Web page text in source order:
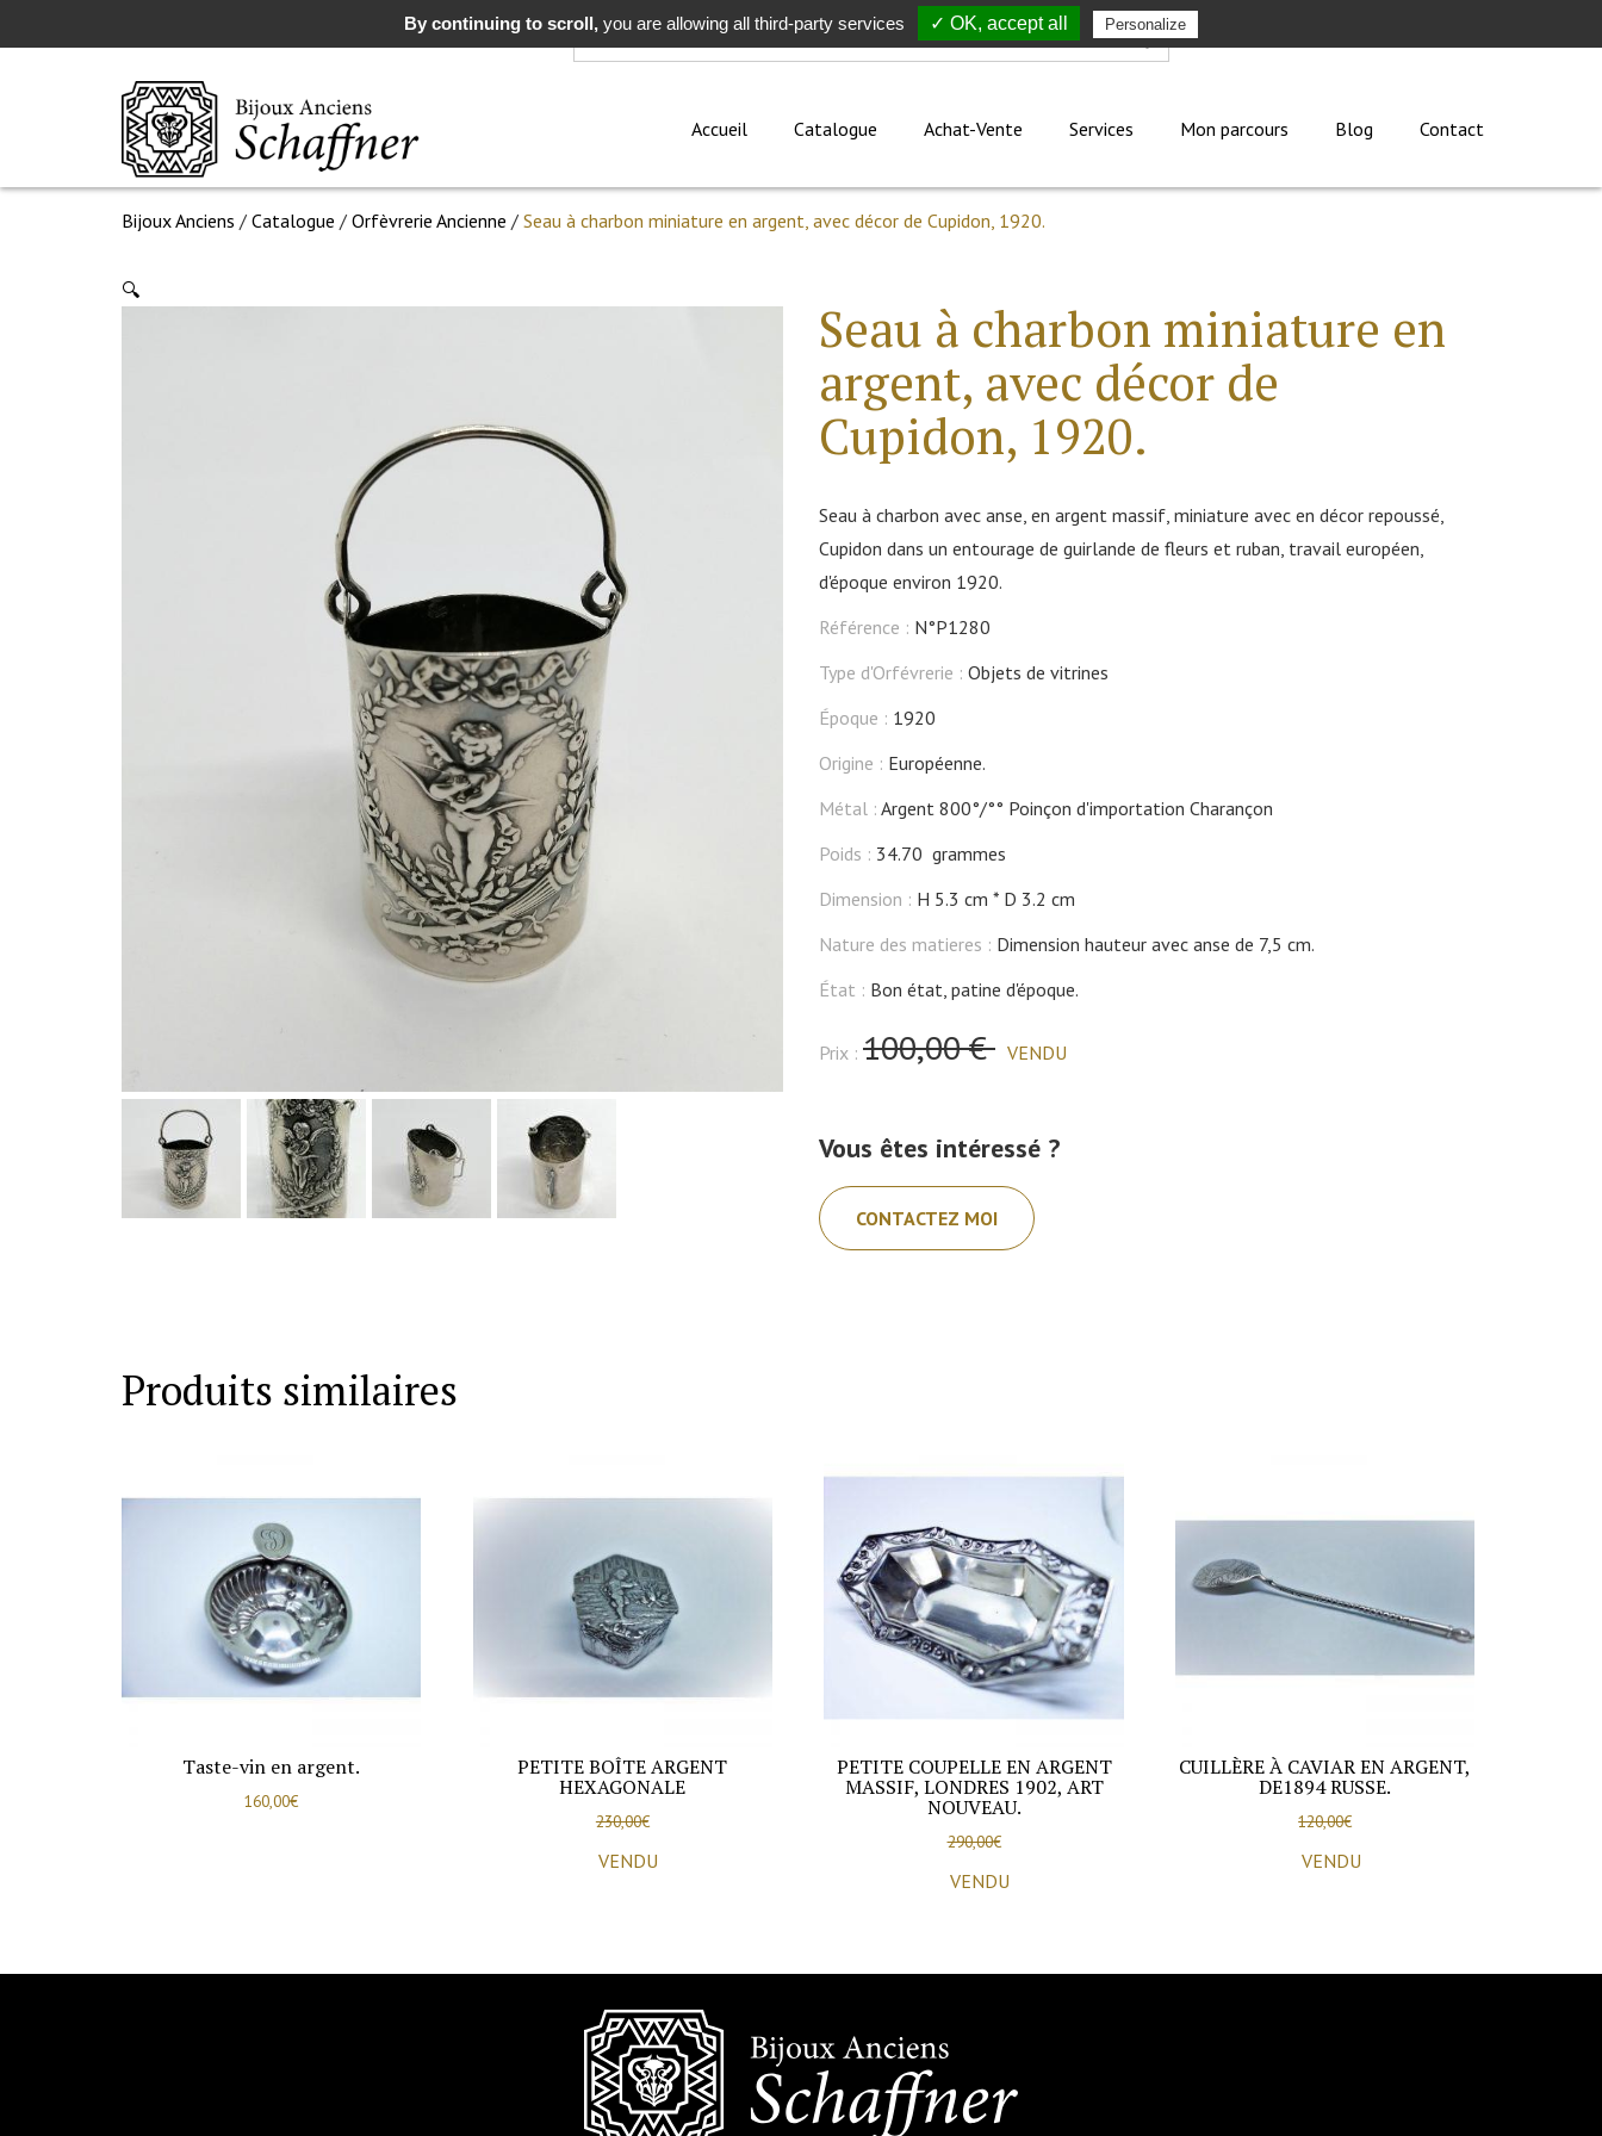
Rechercher
Accueil Catalogue Achat-Vente Services Mon parcours Blog Contact
Bijoux Anciens / Catalogue / Orfèvrerie Ancienne / Seau à charbon miniature en argent, avec décor de Cupidon, 1920.
🔍
Seau à charbon miniature en
argent, avec décor de
Cupidon, 1920.
Seau à charbon avec anse, en argent massif, miniature avec en décor repoussé,
Cupidon dans un entourage de guirlande de fleurs et ruban, travail européen,
d'époque environ 1920.
Référence : N°P1280
Type d'Orfévrerie : Objets de vitrines
Époque : 1920
Origine : Européenne.
Métal : Argent 800°/°° Poinçon d'importation Charançon
Poids : 34.70 grammes
Dimension : H 5.3 cm
D 3.2 cm
Nature des matieres : Dimension hauteur avec anse de 7,5 cm.
État : Bon état, patine d'époque.
Prix : 100,00 € VENDU
Vous êtes intéressé ?
CONTACTEZ MOI
Produits similaires
Taste-vin en argent.
160,00€
PETITE BOÎTE ARGENT
HEXAGONALE
230,00€
VENDU
PETITE COUPELLE EN ARGENT
MASSIF, LONDRES 1902, ART
NOUVEAU.
290,00€
VENDU
CUILLÈRE À CAVIAR EN ARGENT,
DE1894 RUSSE.
120,00€
VENDU
By continuing to scroll,you are allowing all third-party services ✓ OK, accept all Personalize